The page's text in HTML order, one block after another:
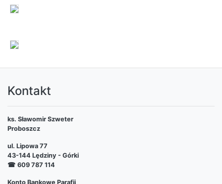
Kontakt
ks. Sławomir Szweter
Proboszcz
ul. Lipowa 77
43-144 Lędziny - Górki
☎ 609 787 114
Konto Bankowe Parafii